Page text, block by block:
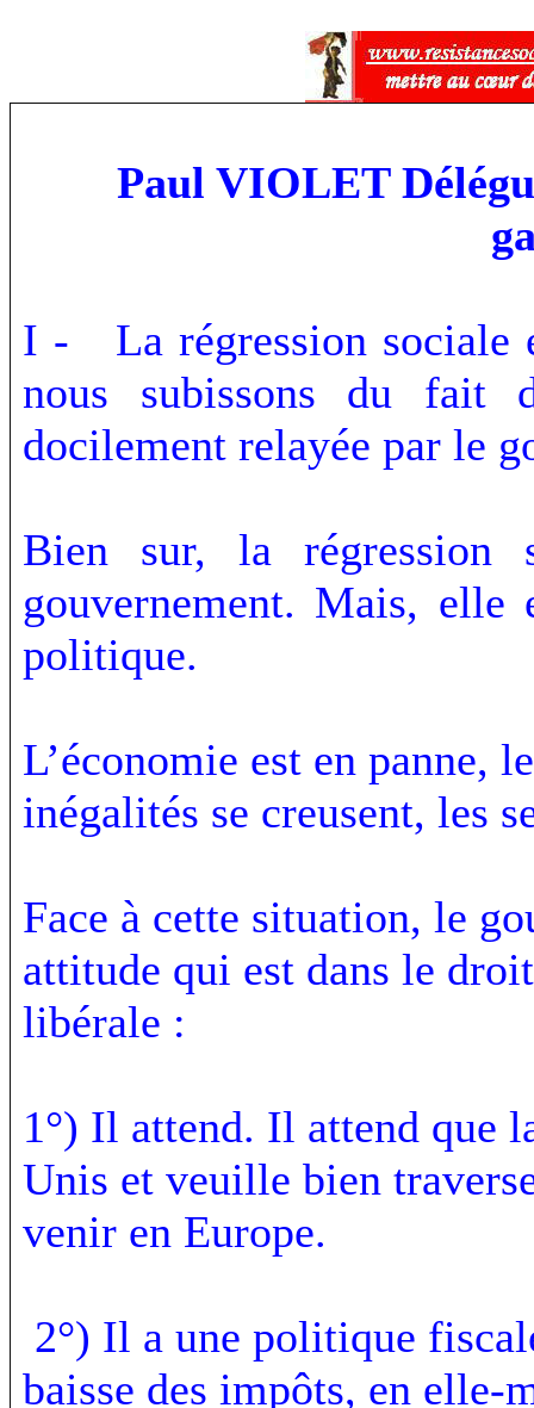
Paul VIOLET
I - La régression sociale
nous subissons du fait
docilement relayée par le
Bien sur, la régression
gouvernement. Mais, elle
politique.
L’économie est en panne,
inégalités se creusent, les
Face à cette situation, le
attitude qui est dans le
libérale :
1°) Il attend. Il attend que
Unis et veuille bien
venir en Europe.
2°) Il a une politique
baisse des impôts, en elle-